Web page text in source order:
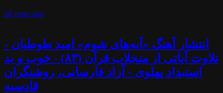
56 years ago
انتشار آهنگ «آیه‌های شوم» امید طوطیان -
تلاوت آیاتی از منجلاب قرآن (۸۳) - خوب و بد
استبداد پهلوی - آزاد فارسانی، روشنگران
قادسیه